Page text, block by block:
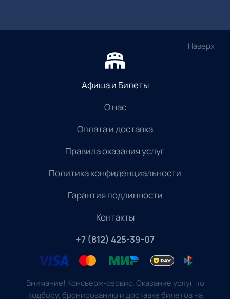
Наверх
Афиша и Билеты
О нас
Оплата и доставка
Правила оказания услуг
Политика конфиденциальности
Гарантия подлинности
Контакты
+7 (812) 425-39-07
Внимание! Консьерж-сервис. Оказание услуг по
подбору, бронированию и доставке билетов на